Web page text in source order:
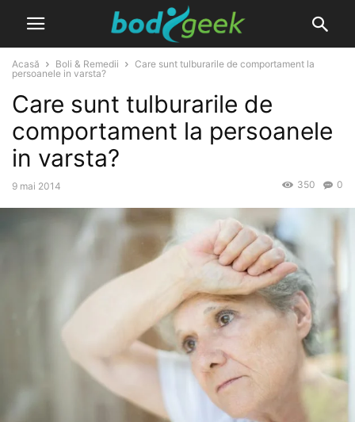
Acasă Boli & Remedii
Care sunt tulburarile de comportament la
persoanele in varsta?
Care sunt tulburarile de
comportament la persoanele
in varsta?
9 mai 2014 0
350